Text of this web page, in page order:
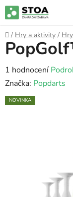
Přejít
na
obsah
Domů
/ Hry a aktivity /
Průměrné
hodnocení
produktu
1 hodnocení
Značka: Popdarts
NOVINKA